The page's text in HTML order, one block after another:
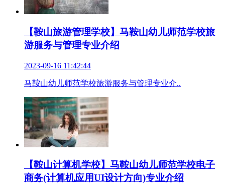
【鞍山旅游管理学校】马鞍山幼儿师范学校旅
游服务与管理专业介绍
2023-09-16 11:42:44
马鞍山幼儿师范学校旅游服务与管理专业介..
【鞍山计算机学校】马鞍山幼儿师范学校电子
商务(计算机应用UI设计方向)专业介绍